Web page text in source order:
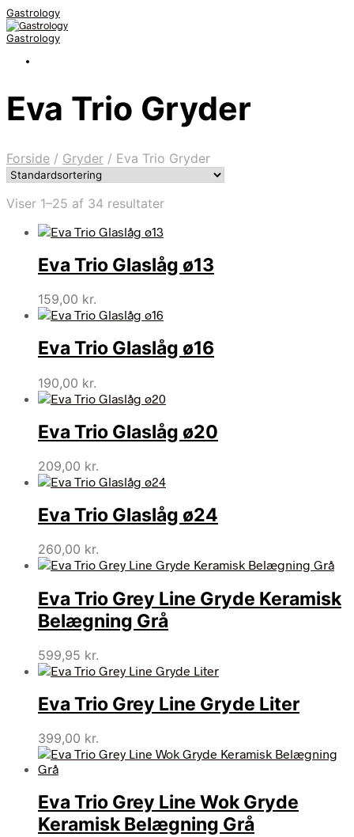
Gastrology
Gastrology
Eva Trio Gryder
Forside / Gryder / Eva Trio Gryder
Viser 1–25 af 34 resultater
Eva Trio Glaslåg ø13
159,00 kr.
Eva Trio Glaslåg ø16
190,00 kr.
Eva Trio Glaslåg ø20
209,00 kr.
Eva Trio Glaslåg ø24
260,00 kr.
Eva Trio Grey Line Gryde Keramisk
Belægning Grå
599,95 kr.
Eva Trio Grey Line Gryde Liter
399,00 kr.
Eva Trio Grey Line Wok Gryde
Keramisk Belægning Grå